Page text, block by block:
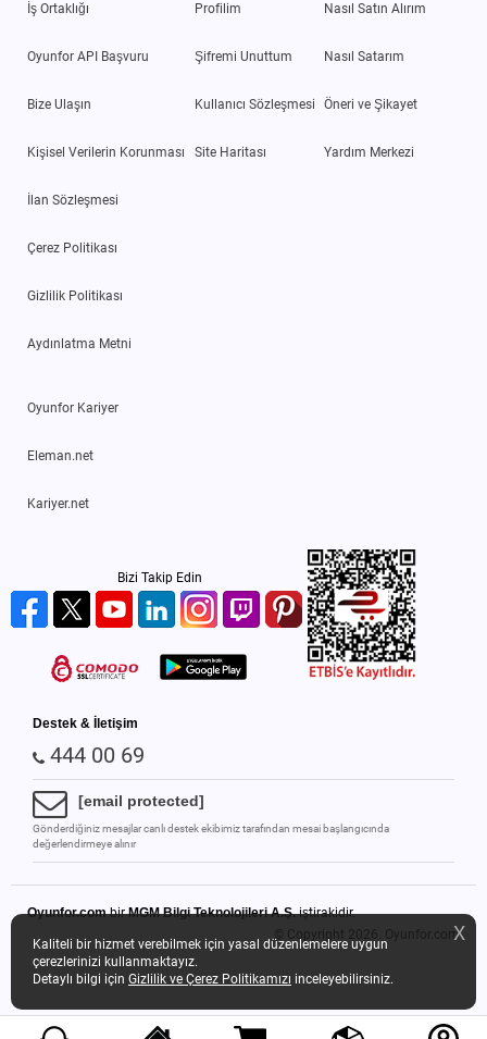
X
Kaliteli bir hizmet verebilmek için yasal düzenlemelere uygun
çerezlerinizi kullanmaktayız.
Detaylı bilgi için Gizlilik ve Çerez Politikamızı inceleyebilirsiniz.
İş Ortaklığı
Oyunfor API Başvuru
Bize Ulaşın
Kişisel Verilerin Korunması
İlan Sözleşmesi
Çerez Politikası
Gizlilik Politikası
Aydınlatma Metni
Profilim
Şifremi Unuttum
Kullanıcı Sözleşmesi
Site Haritası
Nasıl Satın Alırım
Nasıl Satarım
Öneri ve Şikayet
Yardım Merkezi
Oyunfor Kariyer
Eleman.net
Kariyer.net
Bizi Takip Edin
Destek & İletişim
444 00 69
[email protected]
Gönderdiğiniz mesajlar canlı destek ekibimiz tarafından mesai başlangıcında
değerlendirmeye alınır
Oyunfor.combirMGM Bilgi Teknolojileri A.Ş.iştirakidir.
© Copyright 2026.
Oyunfor.com